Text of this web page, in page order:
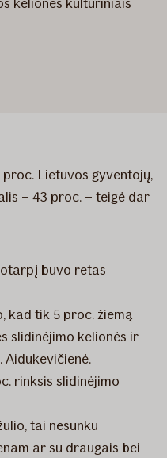
Lietuvos gyventojų,
– 43 proc. – teigė dar
buvo retas
kad tik 5 proc. žiemą
slidinėjimo kelionės ir
rinksis slidinėjimo
tai nesunku
ar su draugais bei